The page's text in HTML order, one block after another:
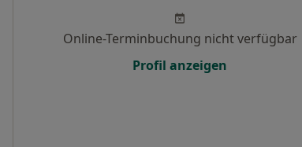
Online-Terminbuchung nicht verfügbar
Profil anzeigen